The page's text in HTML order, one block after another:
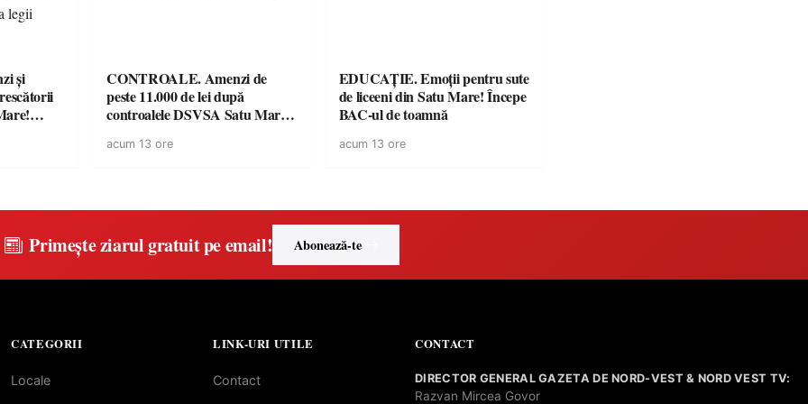
și
apel la
CONTROALE. Amenzi de
peste 11.000 de lei după
controalele DSVSA Satu Mare!
sancționate pentru nereguli
acum 13 ore
EDUCAȚIE. Emoții pentru sute
de liceeni din Satu Mare! Începe
BAC-ul de toamnă
acum 13 ore
Primește ziarul gratuit pe email! Abonează-te
CATEGORII
Locale
LINK-URI UTILE
Contact
CONTACT
DIRECTOR GENERAL GAZETA DE NORD-VEST & NORD VEST TV:
Razvan Mircea Govor